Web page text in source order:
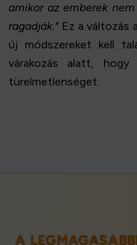
amikor az emberek
ragadják."Ez a változás
új módszereket kell
várakozás alatt,
türelmetlenséget.
A